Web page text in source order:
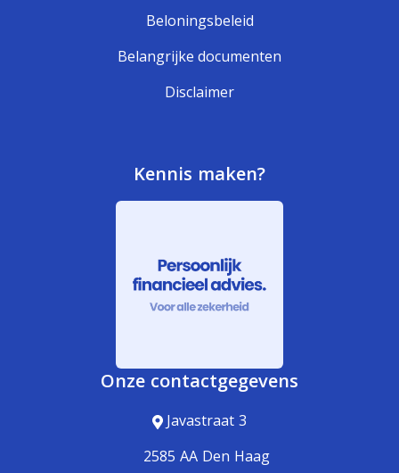
Beloningsbeleid
Belangrijke documenten
Disclaimer
Kennis maken?
Onze contactgegevens
Javastraat 3
2585 AA Den Haag